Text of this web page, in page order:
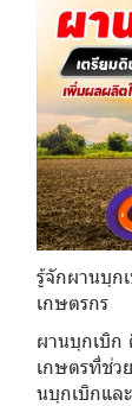
รู้จักผานบุก
เกษตรกร
ผานบุกเบิก
เกษตรที่ช่ว
นบุกเบิกแล